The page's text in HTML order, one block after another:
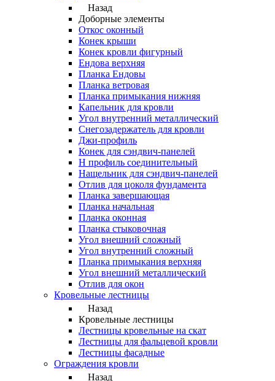
Назад
Доборные элементы
Откос оконный
Конек крыши
Конек кровли фигурный
Ендова верхняя
Планка Ендовы
Планка ветровая
Планка примыкания нижняя
Капельник для кровли
Угол внутренний металлический
Снегозадержатель для кровли
Джи-профиль
Конек для сэндвич-панелей
Н профиль соединительный
Нащельник для сэндвич-панелей
Отлив для цоколя фундамента
Планка завершающая
Планка начальная
Планка оконная
Планка стыковочная
Угол внешний сложный
Угол внутренний сложный
Планка примыкания верхняя
Угол внешний металлический
Отлив для окон
Кровельные лестницы
Назад
Кровельные лестницы
Лестницы кровельные на скат
Лестницы для фальцевой кровли
Лестницы фасадные
Ограждения кровли
Назад